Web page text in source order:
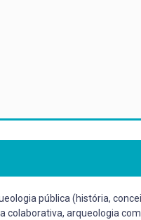
pública (história,
arqueologia